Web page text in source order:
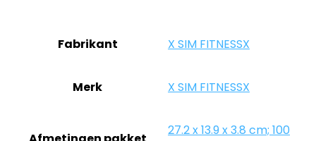
Fabrikant ‎X SIM FITNESSX
Merk ‎X SIM FITNESSX
‎27.2 x 13.9 x 3.8 cm; 100